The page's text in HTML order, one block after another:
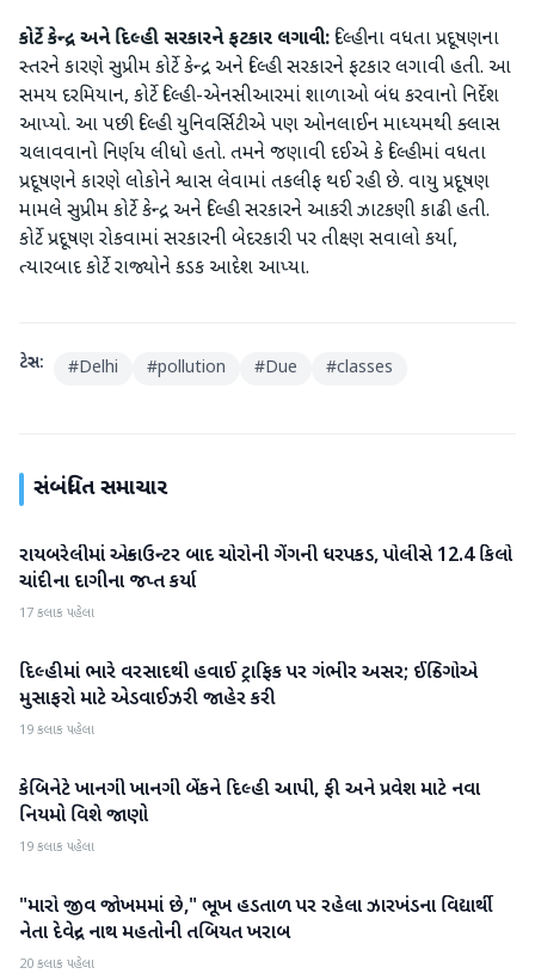
કોર્ટે કેન્દ્ર અને દિલ્હી સરકારને ફટકાર લગાવી:દિલ્હીના વધતા પ્રદૂષણના
સ્તરને કારણે સુપ્રીમ કોર્ટે કેન્દ્ર અને દિલ્હી સરકારને ફટકાર લગાવી હતી. આ
સમય દરમિયાન, કોર્ટે દિલ્હી-એનસીઆરમાં શાળાઓ બંધ કરવાનો નિર્દેશ
આપ્યો. આ પછી દિલ્હી યુનિવર્સિટીએ પણ ઓનલાઈન માધ્યમથી ક્લાસ
ચલાવવાનો નિર્ણય લીધો હતો. તમને જણાવી દઈએ કે દિલ્હીમાં વધતા
પ્રદૂષણને કારણે લોકોને શ્વાસ લેવામાં તકલીફ થઈ રહી છે. વાયુ પ્રદૂષણ
મામલે સુપ્રીમ કોર્ટે કેન્દ્ર અને દિલ્હી સરકારને આકરી ઝાટકણી કાઢી હતી.
કોર્ટે પ્રદૂષણ રોકવામાં સરકારની બેદરકારી પર તીક્ષ્ણ સવાલો કર્યા,
ત્યારબાદ કોર્ટે રાજ્યોને કડક આદેશ આપ્યા.
ટેગ્સ: #Delhi #pollution #Due #classes
સંબંધિત સમાચાર
રાષ્ટ્રીય
રાયબરેલીમાં એન્કાઉન્ટર બાદ ચોરોની ગેંગની ધરપકડ, પોલીસે 12.4 કિલો
ચાંદીના દાગીના જપ્ત કર્યા
17 કલાક પહેલા
રાષ્ટ્રીય
દિલ્હીમાં ભારે વરસાદથી હવાઈ ટ્રાફિક પર ગંભીર અસર; ઈન્ડિગોએ
મુસાફરો માટે એડવાઈઝરી જાહેર કરી
19 કલાક પહેલા
રાષ્ટ્રીય
કેબિનેટે ખાનગી ખાનગી બેંકને દિલ્હી આપી, ફી અને પ્રવેશ માટે નવા
નિયમો વિશે જાણો
19 કલાક પહેલા
રાષ્ટ્રીય
"મારો જીવ જોખમમાં છે," ભૂખ હડતાળ પર રહેલા ઝારખંડના વિદ્યાર્થી
નેતા દેવેન્દ્ર નાથ મહતોની તબિયત ખરાબ
20 કલાક પહેલા